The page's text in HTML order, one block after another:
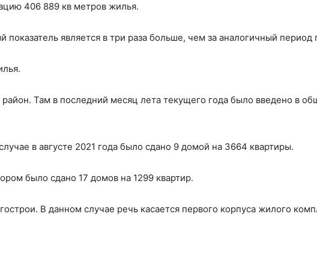
406 889 кв метров жилья.
показатель является в три раза больше, чем за аналогичный период
Там в последний месяц лета текущего года было введено в
в августе 2021 года было сдано 9 домой на 3664 квартиры.
было сдано 17 домов на 1299 квартир.
В данном случае речь касается первого корпуса жилого